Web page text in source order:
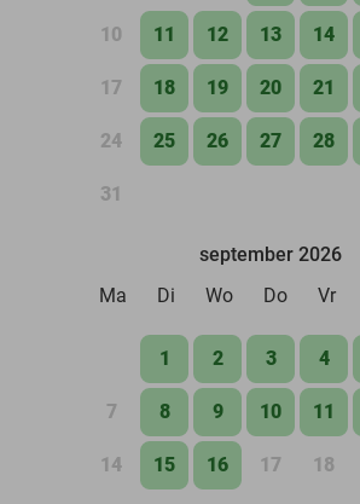
10 11 12 13 14
17 18 19 20 21
24 25 26 27 28
31
september 2026
Ma
Di Wo Do Vr
1 2 3 4
7 8 9 10 11
14 15 16 17 18